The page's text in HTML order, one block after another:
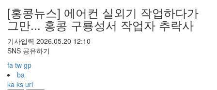
[홍콩뉴스] 에어컨 실외기 작업하다가
그만... 홍콩 구룡성서 작업자 추락사
기사입력 2026.05.20 12:10
SNS 공유하기
fa tw gp
ba
ka ks url